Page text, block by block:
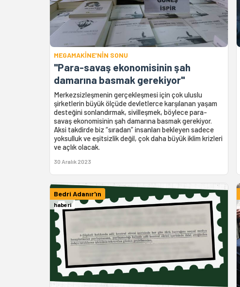
MEGAMAKİNE’NİN SONU
"Para-savaş ekonomisinin şah
damarına basmak gerekiyor"
Merkezsizleşmenin gerçekleşmesi için çok uluslu
şirketlerin büyük ölçüde devletlerce karşılanan yaşam
desteğini sonlandırmak, sivilleşmek, böylece para-
savaş ekonomisinin şah damarına basmak gerekiyor.
Aksi takdirde biz “sıradan” insanları bekleyen sadece
yoksulluk ve eşitsizlik değil, çok daha büyük iklim krizleri
ve açlık olacak.
30 Aralık 2023
Bedri Adanır'ın
haberi